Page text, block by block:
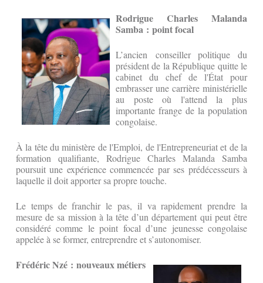
Rodrigue Charles Malanda
Samba : point focal
L’ancien conseiller politique du
président de la République quitte le
cabinet du chef de l'État pour
embrasser une carrière ministérielle
au poste où l'attend la plus
importante frange de la population
congolaise.
À la tête du ministère de l'Emploi, de l'Entrepreneuriat et de la
formation qualifiante, Rodrigue Charles Malanda Samba
poursuit une expérience commencée par ses prédécesseurs à
laquelle il doit apporter sa propre touche.
Le temps de franchir le pas, il va rapidement prendre la
mesure de sa mission à la tête d’un département qui peut être
considéré comme le point focal d’une jeunesse congolaise
appelée à se former, entreprendre et s’autonomiser.
Frédéric Nzé : nouveaux métiers